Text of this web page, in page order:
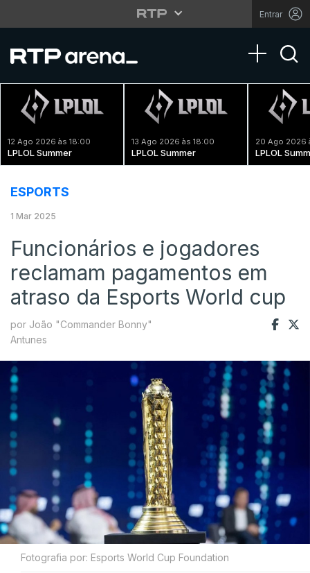
Entrar
Toggle
12 Ago 2026 às 18:00
LPLOL Summer
13 Ago 2026 às 18:00
LPLOL Summer
20 Ago 2026
LPLOL
ESPORTS
1 Mar 2025
Funcionários e jogadores
reclamam pagamentos em
atraso da Esports World cup
por João "Commander Bonny"
Antunes
Fotografia por: Esports World Cup Foundation